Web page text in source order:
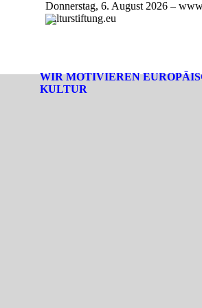
Donnerstag, 6. August 2026 –
kulturstiftung.eu
WIR MOTIVIEREN
KULTUR